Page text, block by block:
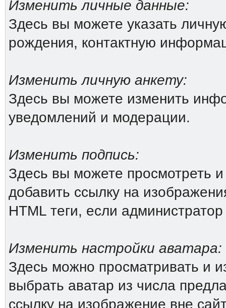
Изменить личные данные:
Здесь вы можете указать
рождения, контактную
Изменить личную анкету:
Здесь вы можете изменить
уведомлений и модерации.
Изменить подпись:
Здесь вы можете просмотреть
добавить ссылку на
HTML теги, если
Изменить настройки аватара:
Здесь можно просматривать и
выбрать аватар из числа
ссылку на изображение вне